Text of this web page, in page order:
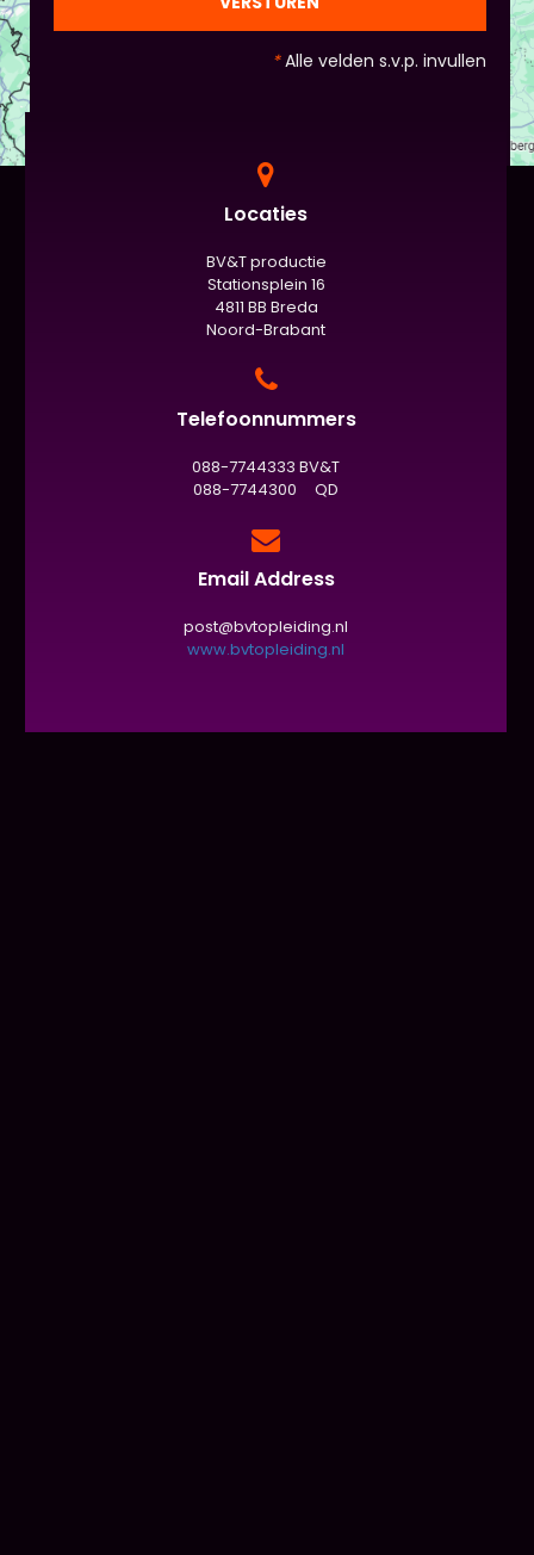
*Alle velden s.v.p. invullen
Locaties
BV&T productie
Stationsplein 16
4811 BB Breda
Noord-Brabant
Telefoonnummers
088-7744333 BV&T
088-7744300 QD
Email Address
post@bvtopleiding.nl
www.bvtopleiding.nl